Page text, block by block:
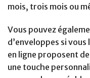
mois, trois mois ou
Vous pouvez
d’enveloppes si
en ligne proposent
une touche